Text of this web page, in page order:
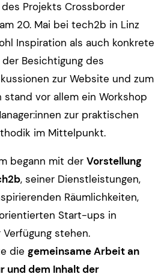
Projekts Crossborder
20. Mai bei tech2b in Linz
Inspiration als auch konkrete
Besichtigung des
zur Website und zum
stand vor allem ein Workshop
zur praktischen
im Mittelpunkt.
begann mit der Vorstellung
, seiner Dienstleistungen,
Räumlichkeiten,
Start-ups in
stehen.
die gemeinsame Arbeit an
und dem Inhalt der